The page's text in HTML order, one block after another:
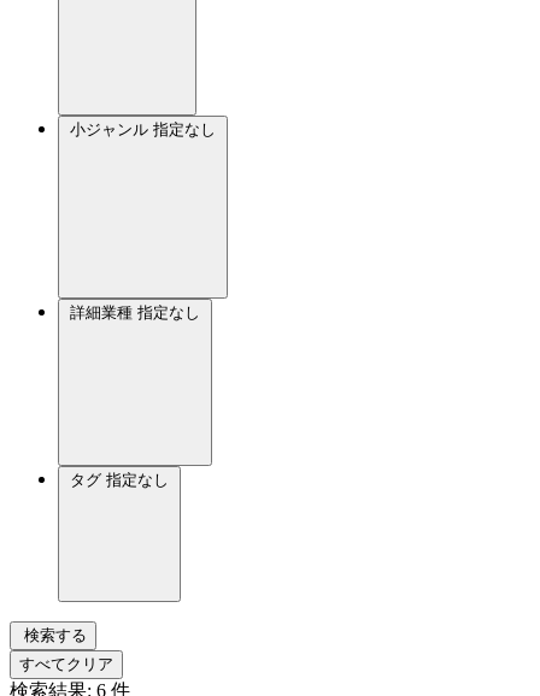
小ジャンル 指定なし
詳細業種 指定なし
タグ 指定なし
検索する
すべてクリア
検索結果: 6 件